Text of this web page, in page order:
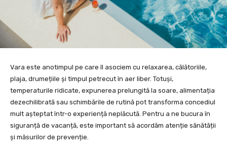
Vara este anotimpul pe care îl asociem cu relaxarea, călătoriile,
plaja, drumețiile și timpul petrecut în aer liber. Totuși,
temperaturile ridicate, expunerea prelungită la soare, alimentația
dezechilibrată sau schimbările de rutină pot transforma concediul
mult așteptat într-o experiență neplăcută. Pentru a ne bucura în
siguranță de vacanță, este important să acordăm atenție sănătății
și măsurilor de prevenție.